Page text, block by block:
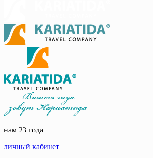
нам 23 года
личный кабинет